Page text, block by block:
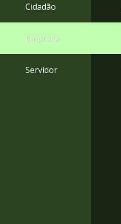
Cidadão
Empresa
Servidor